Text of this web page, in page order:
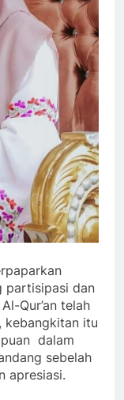
partisipasi dan
Qur’an telah
kebangkitan itu
dalam
sebelah
apresiasi.